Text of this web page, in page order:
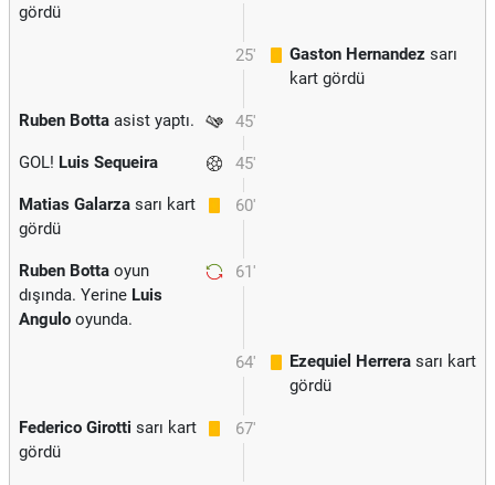
gördü
25' Gaston Hernandez sarı
kart gördü
45'
Ruben Botta asist yaptı.
45'
GOL! Luis Sequeira
60'
Matias Galarza sarı kart
gördü
61'
Ruben Botta oyun
dışında. Yerine Luis
Angulo oyunda.
64' Ezequiel Herrera sarı kart
gördü
67'
Federico Girotti sarı kart
gördü